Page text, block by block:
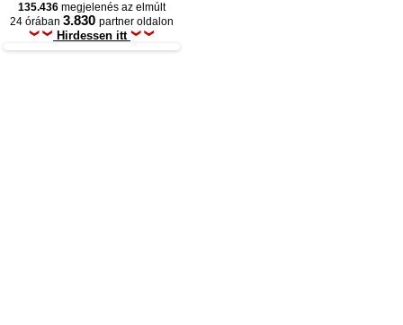
135.436 megjelenés az elmúlt
24 órában 3.830 partner oldalon
Hirdessen itt